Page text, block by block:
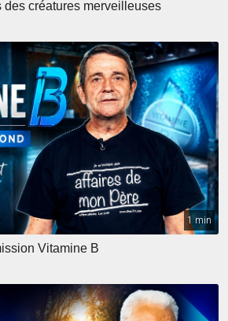
des créatures merveilleuses
1 min
Vitamine B